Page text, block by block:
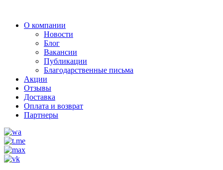
О компании
Новости
Блог
Вакансии
Публикации
Благодарственные письма
Акции
Отзывы
Доставка
Оплата и возврат
Партнеры